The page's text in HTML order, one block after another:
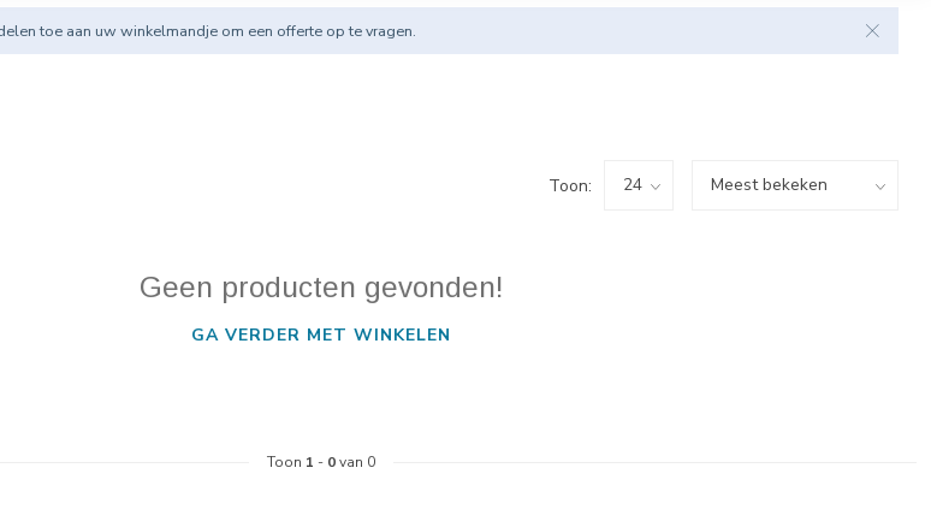
toe aan uw winkelmandje om een offerte op te vragen.
Toon:
Geen producten gevonden!
GA VERDER MET WINKELEN
Toon 1 - 0van 0